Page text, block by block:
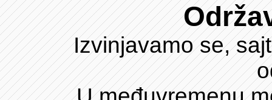
Izvinjavamo se,